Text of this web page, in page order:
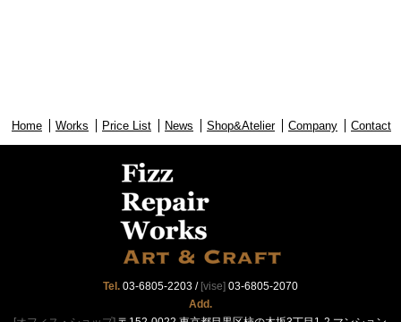
Home Works Price List News Shop&Atelier Company Contact
Tel. 03-6805-2203/ [vise] 03-6805-2070
Add.